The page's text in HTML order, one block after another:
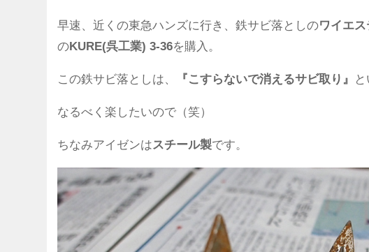
早速、近くの東急ハンズに行き、鉄サビ落としのワイエ
のKURE(呉工業) 3-36を購入。
この鉄サビ落としは、 『こすらないで消えるサビ取り』
なるべく楽したいので（笑）
ちなみアイゼンはスチール製です。